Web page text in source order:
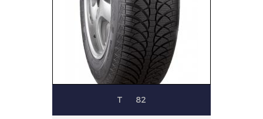
T 82